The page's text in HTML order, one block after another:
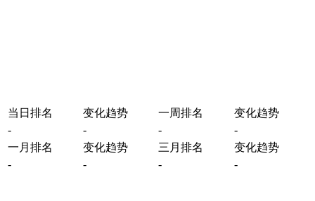
当日排名 变化趋势 一周排名
变化趋势
-
- -
-
一月排名
变化趋势 三月排名
变化趋势
-
- - -